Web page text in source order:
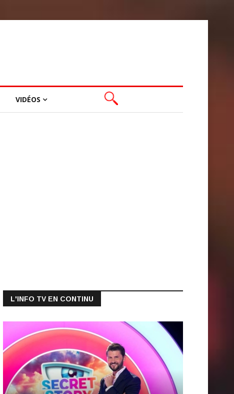
VIDÉOS
L'INFO TV EN CONTINU